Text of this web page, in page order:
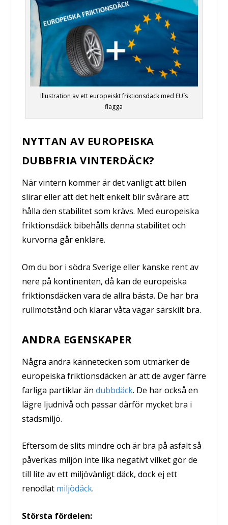
Illustration av ett europeiskt friktionsdäck med EU´s
flagga
NYTTAN AV EUROPEISKA
DUBBFRIA VINTERDÄCK?
När vintern kommer är det vanligt att bilen
slirar eller att det helt enkelt blir svårare att
hålla den stabilitet som krävs. Med europeiska
friktionsdäck bibehålls denna stabilitet och
kurvorna går enklare.
Om du bor i södra Sverige eller kanske rent av
nere på kontinenten, då kan de europeiska
friktionsdäcken vara de allra bästa. De har bra
rullmotstånd och klarar våta vägar särskilt bra.
ANDRA EGENSKAPER
Några andra kännetecken som utmärker de
europeiska friktionsdäcken är att de avger färre
farliga partiklar än dubbdäck. De har också en
lägre ljudnivå och passar därför mycket bra i
stadsmiljö.
Eftersom de slits mindre och är bra på asfalt så
påverkas miljön inte lika negativt vilket gör de
till lite av ett miljövänligt däck, dock ej ett
renodlat miljödäck.
Största fördelen: